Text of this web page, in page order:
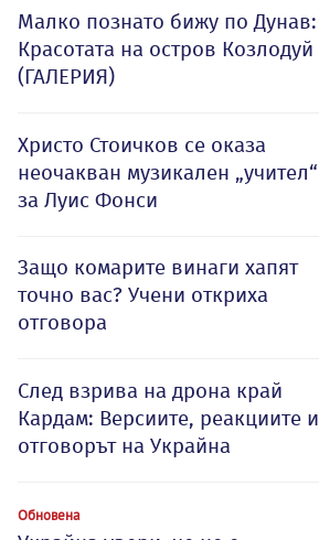
Малко познато бижу по Дунав:
Красотата на остров Козлодуй
(ГАЛЕРИЯ)
Христо Стоичков се оказа
неочакван музикален „учител“
за Луис Фонси
Защо комарите винаги хапят
точно вас? Учени откриха
отговора
След взрива на дрона край
Кардам: Версиите, реакциите и
отговорът на Украйна
Обновена